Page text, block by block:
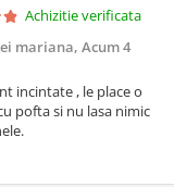
Achizitie verificata
mariana, Acum 4
incintate , le place o
pofta si nu lasa nimic